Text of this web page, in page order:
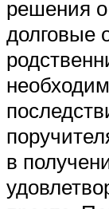
решения
долговые
в